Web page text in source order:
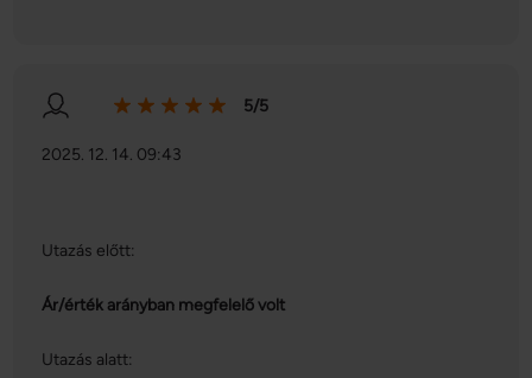
5/5
2025. 12. 14. 09:43
Utazás előtt:
Ár/érték arányban megfelelő volt
Utazás alatt: